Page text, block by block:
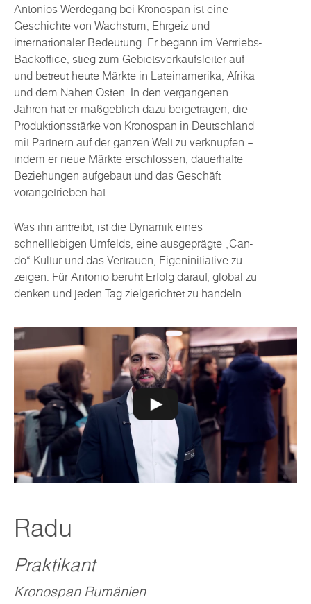
Antonios Werdegang bei Kronospan ist eine
Geschichte von Wachstum, Ehrgeiz und
internationaler Bedeutung. Er begann im Vertriebs-
Backoffice, stieg zum Gebietsverkaufsleiter auf
und betreut heute Märkte in Lateinamerika, Afrika
und dem Nahen Osten. In den vergangenen
Jahren hat er maßgeblich dazu beigetragen, die
Produktionsstärke von Kronospan in Deutschland
mit Partnern auf der ganzen Welt zu verknüpfen –
indem er neue Märkte erschlossen, dauerhafte
Beziehungen aufgebaut und das Geschäft
vorangetrieben hat.
Was ihn antreibt, ist die Dynamik eines
schnelllebigen Umfelds, eine ausgeprägte „Can-
do“-Kultur und das Vertrauen, Eigeninitiative zu
zeigen. Für Antonio beruht Erfolg darauf, global zu
denken und jeden Tag zielgerichtet zu handeln.
Radu
Praktikant
Kronospan Rumänien